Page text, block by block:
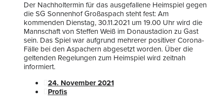
Der Nachholtermin für das ausgefallene Heimspiel gegen
die SG Sonnenhof Großaspach steht fest: Am
kommenden Dienstag, 30.11.2021 um 19.00 Uhr wird die
Mannschaft von Steffen Weiß im Donaustadion zu Gast
sein. Das Spiel war aufgrund mehrerer positiver Corona-
Fälle bei den Aspachern abgesetzt worden. Über die
geltenden Regelungen zum Heimspiel wird zeitnah
informiert.
24. November 2021
Profis